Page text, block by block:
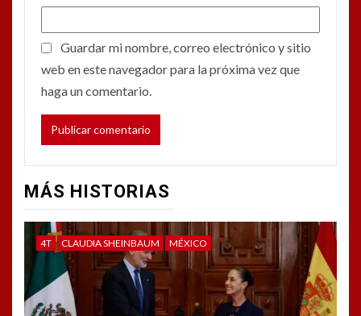
Guardar mi nombre, correo electrónico y sitio
web en este navegador para la próxima vez que
haga un comentario.
MÁS HISTORIAS
4T CLAUDIA SHEINBAUM MÉXICO